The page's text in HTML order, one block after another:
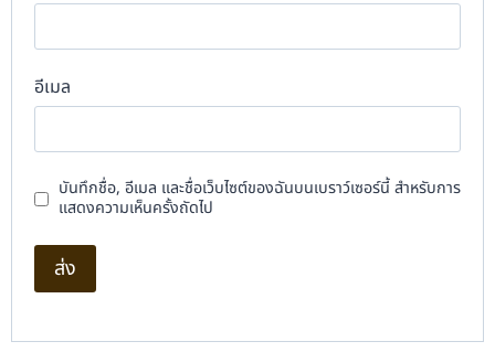
อีเมล
บันทึกชื่อ, อีเมล และชื่อเว็บไซต์ของฉันบนเบราว์เซอร์นี้ สำหรับการ
แสดงความเห็นครั้งถัดไป